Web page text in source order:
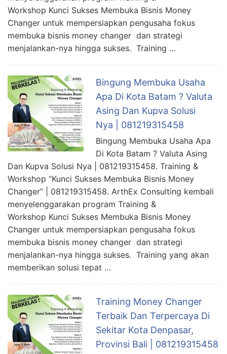
Workshop Kunci Sukses Membuka Bisnis Money
Changer untuk mempersiapkan pengusaha fokus
membuka bisnis money changer dan strategi
menjalankan-nya hingga sukses. Training …
Bingung Membuka Usaha
Apa Di Kota Batam ? Valuta
Asing Dan Kupva Solusi
Nya | 081219315458
Bingung Membuka Usaha Apa
Di Kota Batam ? Valuta Asing
Dan Kupva Solusi Nya | 081219315458. Training &
Workshop “Kunci Sukses Membuka Bisnis Money
Changer” | 081219315458. ArthEx Consulting kembali
menyelenggarakan program Training &
Workshop Kunci Sukses Membuka Bisnis Money
Changer untuk mempersiapkan pengusaha fokus
membuka bisnis money changer dan strategi
menjalankan-nya hingga sukses. Training yang akan
memberikan solusi tepat …
Training Money Changer
Terbaik Dan Terpercaya Di
Sekitar Kota Denpasar,
Provinsi Bali | 081219315458